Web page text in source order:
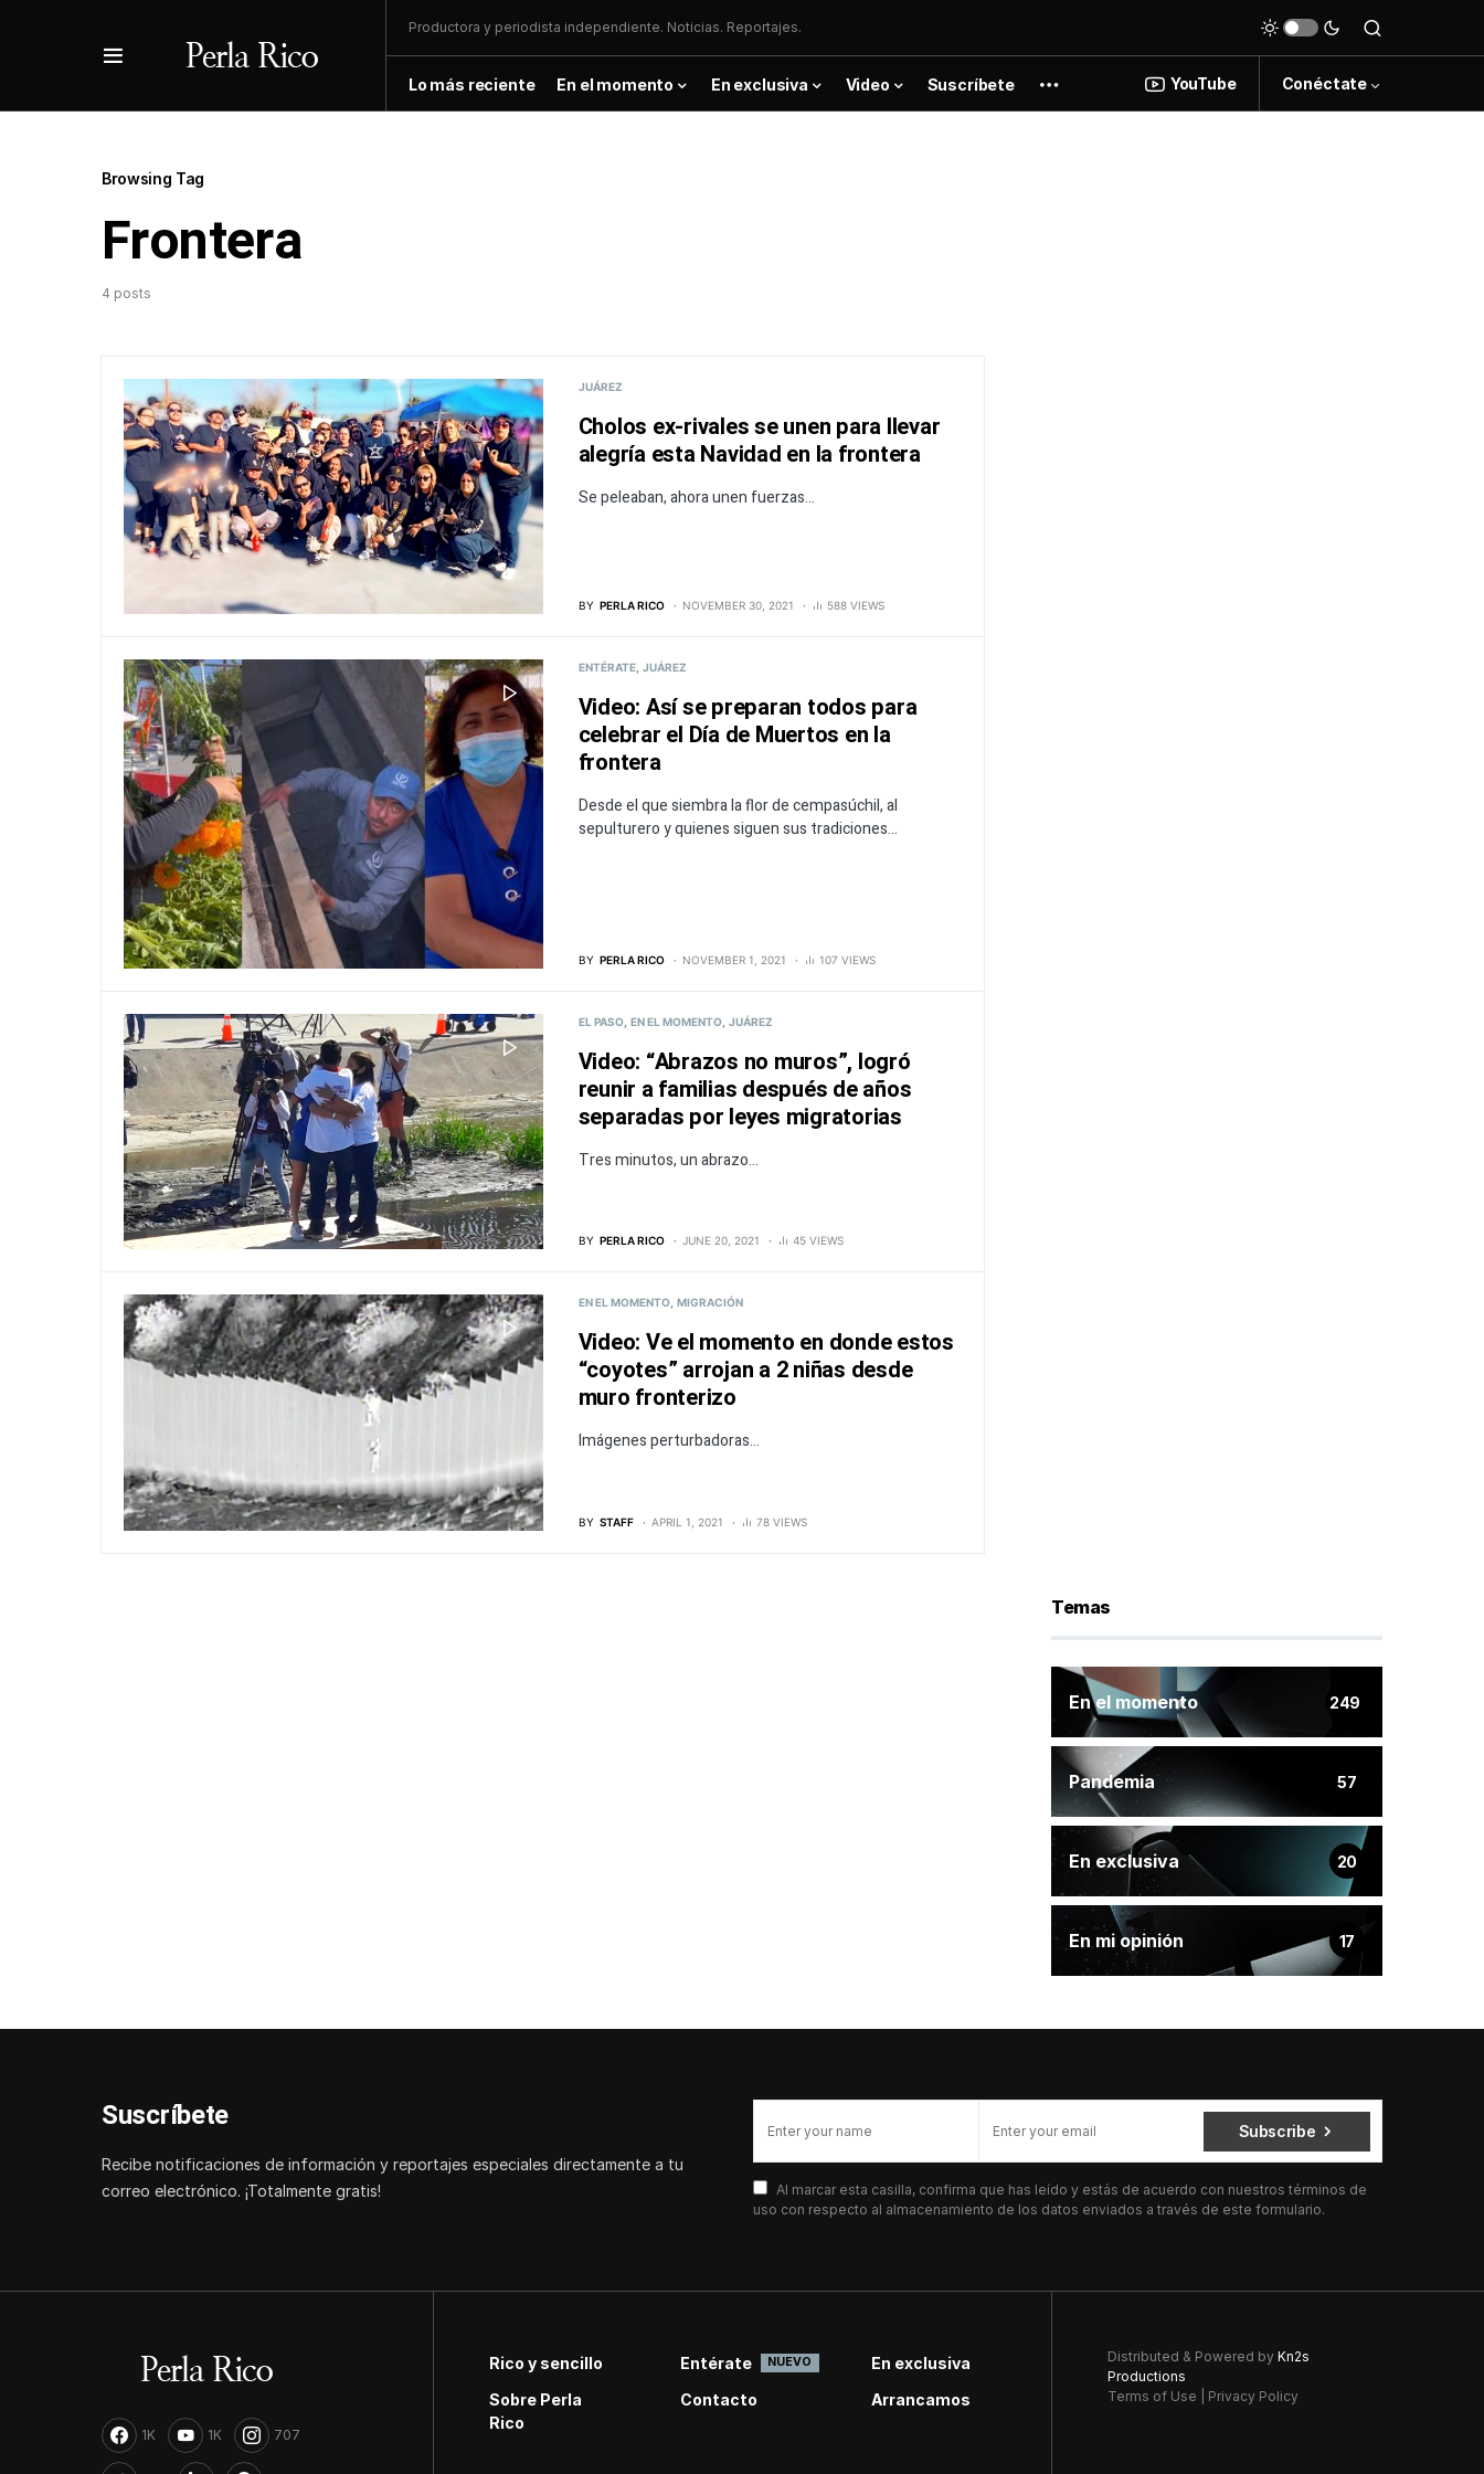
Productora y periodista independiente. Noticias. Reportajes.
Lo más reciente En el momento En exclusiva Video Suscríbete YouTube Conéctate
Browsing Tag
Frontera
4 posts
JUÁREZ
Cholos ex-rivales se unen para llevar
alegría esta Navidad en la frontera
Se peleaban, ahora unen fuerzas...
BY PERLA RICO NOVEMBER 30, 2021 588 VIEWS
ENTÉRATE JUÁREZ
Video: Así se preparan todos para
celebrar el Día de Muertos en la
frontera
Desde el que siembra la flor de cempasúchil, al
sepulturero y quienes siguen sus tradiciones...
BY PERLA RICO NOVEMBER 1, 2021 107 VIEWS
EL PASO EN EL MOMENTO JUÁREZ
Video: “Abrazos no muros”, logró
reunir a familias después de años
separadas por leyes migratorias
Tres minutos, un abrazo...
BY PERLA RICO JUNE 20, 2021 45 VIEWS
EN EL MOMENTO MIGRACIÓN
Video: Ve el momento en donde estos
“coyotes” arrojan a 2 niñas desde
muro fronterizo
Imágenes perturbadoras...
BY STAFF APRIL 1, 2021 78 VIEWS
Temas
En el momento 249
Pandemia 57
En exclusiva 20
En mi opinión 17
Suscríbete
Recibe notificaciones de información y reportajes especiales directamente a tu
correo electrónico. ¡Totalmente gratis!
Subscribe
Al marcar esta casilla, confirma que has leído y estás de acuerdo con nuestros términos de
uso con respecto al almacenamiento de los datos enviados a través de este formulario.
1K 1K 707
Rico y sencillo Entérate NUEVO
En exclusiva
Sobre Perla
Rico
Contacto Arrancamos
Distributed & Powered by Kn2s
Productions
Terms of Use
Privacy Policy